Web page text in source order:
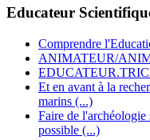
Educateur
Comprendre
ANIMATEUR/
Et en avant à la
marins (...)
Faire de l'archéologie
possible (...)